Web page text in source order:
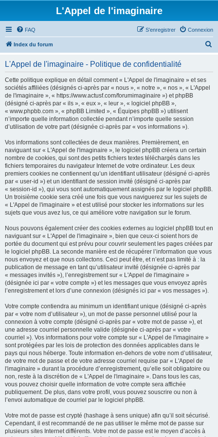
L'Appel de l'imaginaire
FAQ Connexion
S’enregistrer
Index du forum
L'Appel de l'imaginaire - Politique de confidentialité
Cette politique explique en détail comment « L'Appel de l'imaginaire » et ses
sociétés affiliées (désignés ci-après par « nous », « notre », « nos », « L'Appel
de l'imaginaire », « https://www.actusf.com/forumimaginaire ») et phpBB
(désigné ci-après par « ils », « eux », « leur », « logiciel phpBB »,
« www.phpbb.com », « phpBB Limited », « Équipes phpBB ») utilisent
n’importe quelle information collectée pendant n’importe quelle session
d’utilisation de votre part (désignée ci-après par « vos informations »).
Vos informations sont collectées de deux manières. Premièrement, en
naviguant sur « L'Appel de l'imaginaire », le logiciel phpBB créera un certain
nombre de cookies, qui sont des petits fichiers textes téléchargés dans les
fichiers temporaires du navigateur Internet de votre ordinateur. Les deux
premiers cookies ne contiennent qu’un identifiant utilisateur (désigné ci-après
par « user-id ») et un identifiant de session invité (désigné ci-après par
« session-id »), qui vous sont automatiquement assignés par le logiciel phpBB.
Un troisième cookie sera créé une fois que vous naviguerez sur les sujets de
« L'Appel de l'imaginaire » et est utilisé pour stocker les informations sur les
sujets que vous avez lus, ce qui améliore votre navigation sur le forum.
Nous pouvons également créer des cookies externes au logiciel phpBB tout en
naviguant sur « L'Appel de l'imaginaire », bien que ceux-ci soient hors de
portée du document qui est prévu pour couvrir seulement les pages créées par
le logiciel phpBB. La seconde manière est de récupérer l’information que vous
nous envoyez et que nous collectons. Ceci peut être, et n’est pas limité à : la
publication de message en tant qu’utilisateur invité (désignée ci-après par
« messages invités »), l’enregistrement sur « L'Appel de l'imaginaire »
(désignée ici par « votre compte ») et les messages que vous envoyez après
l’enregistrement et lors d’une connexion (désignés ici par « vos messages »).
Votre compte contiendra au minimum un identifiant unique (désigné ci-après
par « votre nom d’utilisateur »), un mot de passe personnel utilisé pour la
connexion à votre compte (désigné ci-après par « votre mot de passe »), et
une adresse courriel personnelle valide (désignée ci-après par « votre
courriel »). Vos informations pour votre compte sur « L'Appel de l'imaginaire »
sont protégées par les lois de protection des données applicables dans le
pays qui nous héberge. Toute information en-dehors de votre nom d’utilisateur,
de votre mot de passe et de votre adresse courriel requise par « L'Appel de
l'imaginaire » durant la procédure d’enregistrement, qu’elle soit obligatoire ou
non, reste à la discrétion de « L'Appel de l'imaginaire ». Dans tous les cas,
vous pouvez choisir quelle information de votre compte sera affichée
publiquement. De plus, dans votre profil, vous pouvez souscrire ou non à
l’envoi automatique de courriel par le logiciel phpBB.
Votre mot de passe est crypté (hashage à sens unique) afin qu’il soit sécurisé.
Cependant, il est recommandé de ne pas utiliser le même mot de passe sur
plusieurs sites Internet différents. Votre mot de passe est le moyen d’accès à